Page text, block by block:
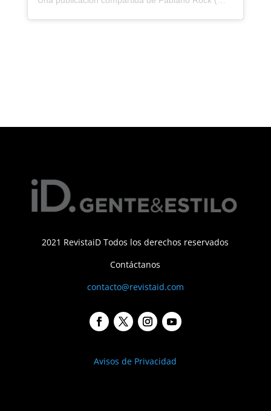
2021 RevistaiD Todos los derechos reservados
Contáctanos
contacto@revistaid.com
Avisos de Privacidad